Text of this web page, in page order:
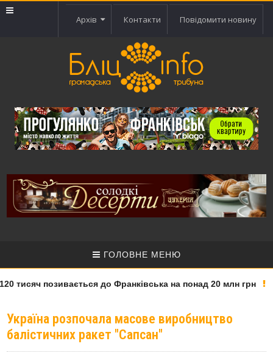
Архів Контакти Повідомити новину
ГОЛОВНЕ МЕНЮ
тисяч позивається до Франківська на понад 20 млн грн
Україна розпочала масове виробництво
балістичних ракет "Сапсан"